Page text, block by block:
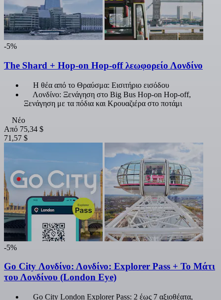
-5%
The Shard + Hop-on Hop-off λεωφορείο Λονδίνο
Η θέα από το Θραύσμα: Εισιτήριο εισόδου
Λονδίνο: Ξενάγηση στο Big Bus Hop-on Hop-off,
Ξενάγηση με τα πόδια και Κρουαζιέρα στο ποτάμι
Νέο
Από 75,34 $
71,57 $
-5%
Go City Λονδίνο: Λονδίνο: Explorer Pass + Το Μάτι
του Λονδίνου (London Eye)
Go City London Explorer Pass: 2 έως 7 αξιοθέατα,